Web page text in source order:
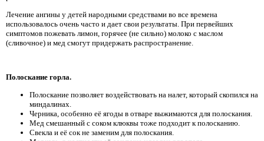
Лечение ангины у детей народными средствами во все времена
использовалось очень часто и дает свои результаты. При первейших
симптомов пожевать лимон, горячее (не сильно) молоко с маслом
(сливочное) и мед смогут придержать распространение.
Полоскание горла.
Полоскание позволяет воздействовать на налет, который скопился на
миндалинах.
Черника, особенно её ягоды в отваре выжимаются для полоскания.
Мед смешанный с соком клюквы тоже подходит к полосканию.
Свекла и её сок не заменим для полоскания.